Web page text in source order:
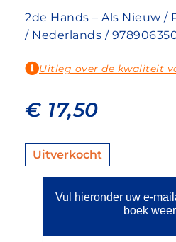
2de Hands – Als Nieuw /
/ Nederlands /
Uitleg over de kwaliteit
€17,50
Uitverkocht
Vul hieronder uw e-
boek